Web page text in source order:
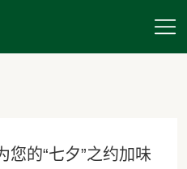
您的“七夕”之约加味